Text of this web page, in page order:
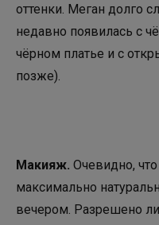
оттенки. Меган долго
недавно появилась с
чёрном платье и с
позже).
Макияж. Очевидно,
максимально
вечером. Разрешено